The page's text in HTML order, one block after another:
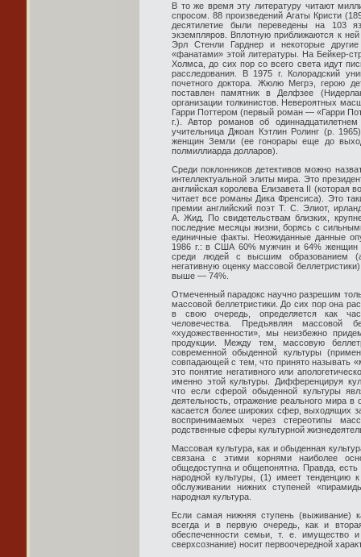
В то же время эту литературу читают
спросом. 88 произведений Агаты Кристи
десятилетие были переведены на 103
экземпляров. Вплотную приближаются к
Эрл Стенли Гарднер и некоторые
«фанатами» этой литературы. На Бейкер-
Холмса, до сих пор со всего света идут
расследования. В 1975 г. Колорадский
почетного доктора. Жюлю Мегрэ, герою
поставлен памятник в Делфзее
организации толкинистов. Невероятных
Гарри Поттером (первый роман — «Гарри
г.). Автор романов об
учительница Джоан Кэтлин Ролинг (р.
женщин Земли (ее гонорары еще до
полмиллиарда долларов).
Среди поклонников детективов можно
интеллектуальной элиты мира. Это
английская королева Елизавета II (которая
читает все романы Дика Френсиса). Это
премии английский поэт Т. С. Элиот,
А. Жид. По свидетельствам близких,
последние месяцы жизни, борясь с
единичные факты. Неожиданные данные
1986 г.: в США 60% мужчин и 64% женщин
среди людей с высшим образованием
негативную оценку массовой
выше — 74%.
Отмеченный парадокс научно разрешим
массовой беллетристики. До сих пор она
в свою очередь, определяется как
человечества. Предъявляя массовой
«художественности», мы неизбежно
продукции. Между тем, массовую
современной обыденной культуры
совпадающей с тем, что принято называть
это понятие негативного или
именно этой культуры. Дифференцируя
что если сферой обыденной культуры
деятельность, отражение реального мира
касается более широких сфер, выходящих
воспринимаемых через стереотипы
родственные сферы культурной
Массовая культура, как и обыденная
связана с этими корнями наиболее
общедоступна и общепонятна. Правда,
народной культуры, (1) имеет тенденцию
обслуживании нижних ступеней
народная культура.
Если самая нижняя ступень (выживание)
всегда и в первую очередь, как и
обеспеченности семьи, т. е. имущество
сверхсознание) носит первоочередной